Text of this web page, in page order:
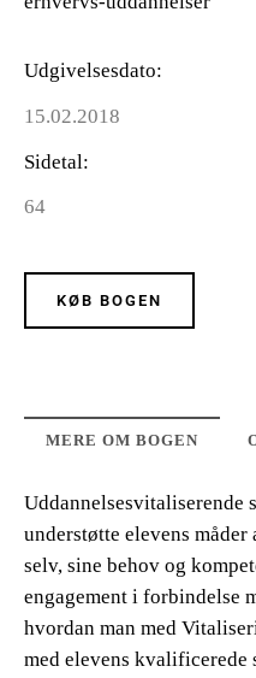
Udgivelsesdato
15.02.2018
Sidetal
64
KØB BOGEN
MERE OM BOGEN
Uddannelsesvitaliserende
understøtte elevens
selv, sine behov og
engagement i forbindelse
hvordan man med
med elevens kvalificerede